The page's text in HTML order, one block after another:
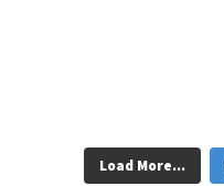
Load More...